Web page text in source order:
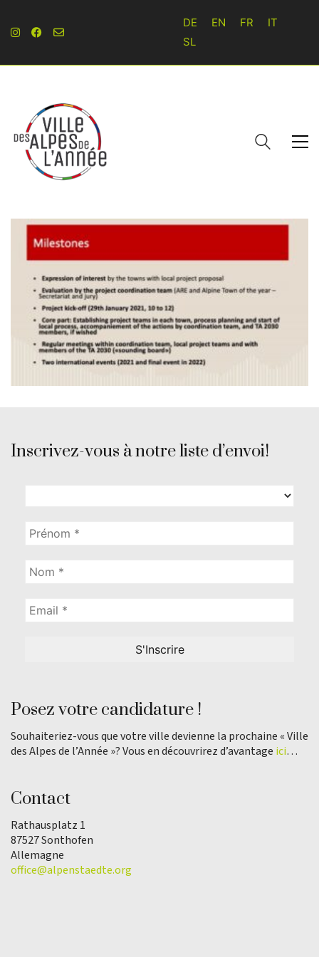
DE EN FR
IT
SL
Inscrivez-vous à notre liste d’envoi!
Posez votre candidature !
Souhaiteriez-vous que votre ville devienne la prochaine « Ville
des Alpes de l’Année »? Vous en découvrirez d’avantage ici…
Contact
Rathausplatz 1
87527 Sonthofen
Allemagne
office@alpenstaedte.org